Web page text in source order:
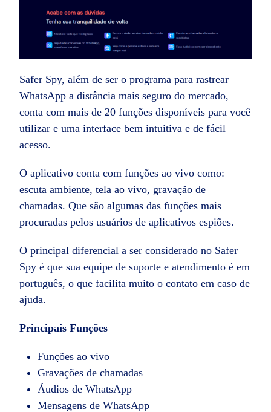
Safer Spy, além de ser o programa para rastrear
WhatsApp a distância mais seguro do mercado,
conta com mais de 20 funções disponíveis para você
utilizar e uma interface bem intuitiva e de fácil
acesso.
O aplicativo conta com funções ao vivo como:
escuta ambiente, tela ao vivo, gravação de
chamadas. Que são algumas das funções mais
procuradas pelos usuários de aplicativos espiões.
O principal diferencial a ser considerado no Safer
Spy é que sua equipe de suporte e atendimento é em
português, o que facilita muito o contato em caso de
ajuda.
Principais Funções
Funções ao vivo
Gravações de chamadas
Áudios de WhatsApp
Mensagens de WhatsApp